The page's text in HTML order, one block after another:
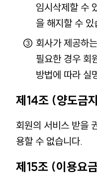
임시삭제할 수
을 해지할 수 있
회사가 제공하
필요한 경우 회
방법에 따라 실
제14조 (양도금
회원의 서비스 받을
용할 수 없습니다.
제15조 (이용요